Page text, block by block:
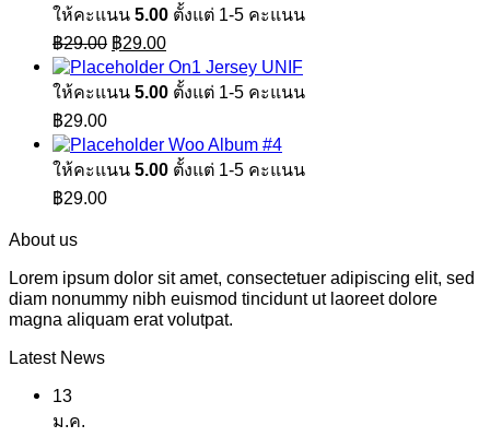
ให้คะแนน 5.00 ตั้งแต่ 1-5 คะแนน
฿29.00 Original
price
was:
฿29.00.
฿29.00Current
price
is:
฿29.00.
On1 Jersey UNIF
ให้คะแนน 5.00 ตั้งแต่ 1-5 คะแนน
฿29.00
Woo Album #4
ให้คะแนน 5.00 ตั้งแต่ 1-5 คะแนน
฿29.00
About us
Lorem ipsum dolor sit amet, consectetuer adipiscing elit, sed
diam nonummy nibh euismod tincidunt ut laoreet dolore
magna aliquam erat volutpat.
Latest News
13
ม.ค.